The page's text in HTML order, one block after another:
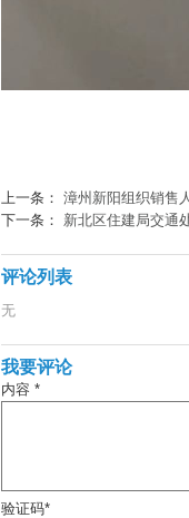
上一条： 漳州新阳组织销售
下一条： 新北区住建局交通
评论列表
无
我要评论
内容 *
验证码*